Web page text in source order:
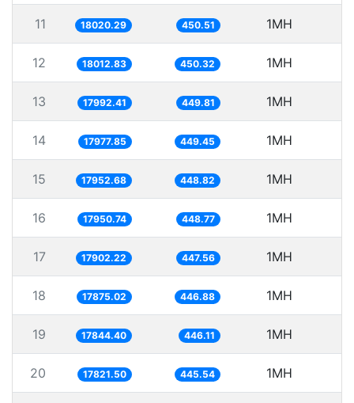
11 18020.29 450.51 1MH
12 18012.83 450.32 1MH
13 17992.41 449.81 1MH
14 17977.85 449.45 1MH
15 17952.68 448.82 1MH
16 17950.74 448.77 1MH
17 17902.22 447.56 1MH
18 17875.02 446.88 1MH
19 17844.40 446.11 1MH
20 17821.50 445.54 1MH